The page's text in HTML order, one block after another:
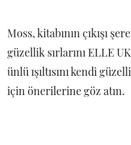
Moss, kitabının çıkışı
güzellik sırlarını ELLE
ünlü ışıltısını kendi
için önerilerine göz atın.